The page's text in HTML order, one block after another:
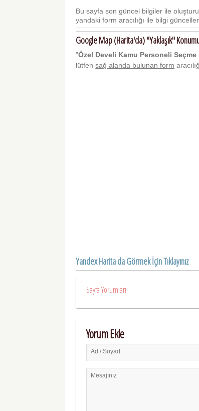
Bu sayfa son güncel bilgiler ile
yandaki form aracılığı ile bilgi
Google Map (Harita'da) "Yaklaşık"
"Özel Develi Kamu Personeli Seçme
lütfensağ alanda bulunan form
Yandex Harita da Görmek İçin Tıklayınız
Sayfa Yorumları
Yorum Ekle
Ad / Soyad
Mesajınız